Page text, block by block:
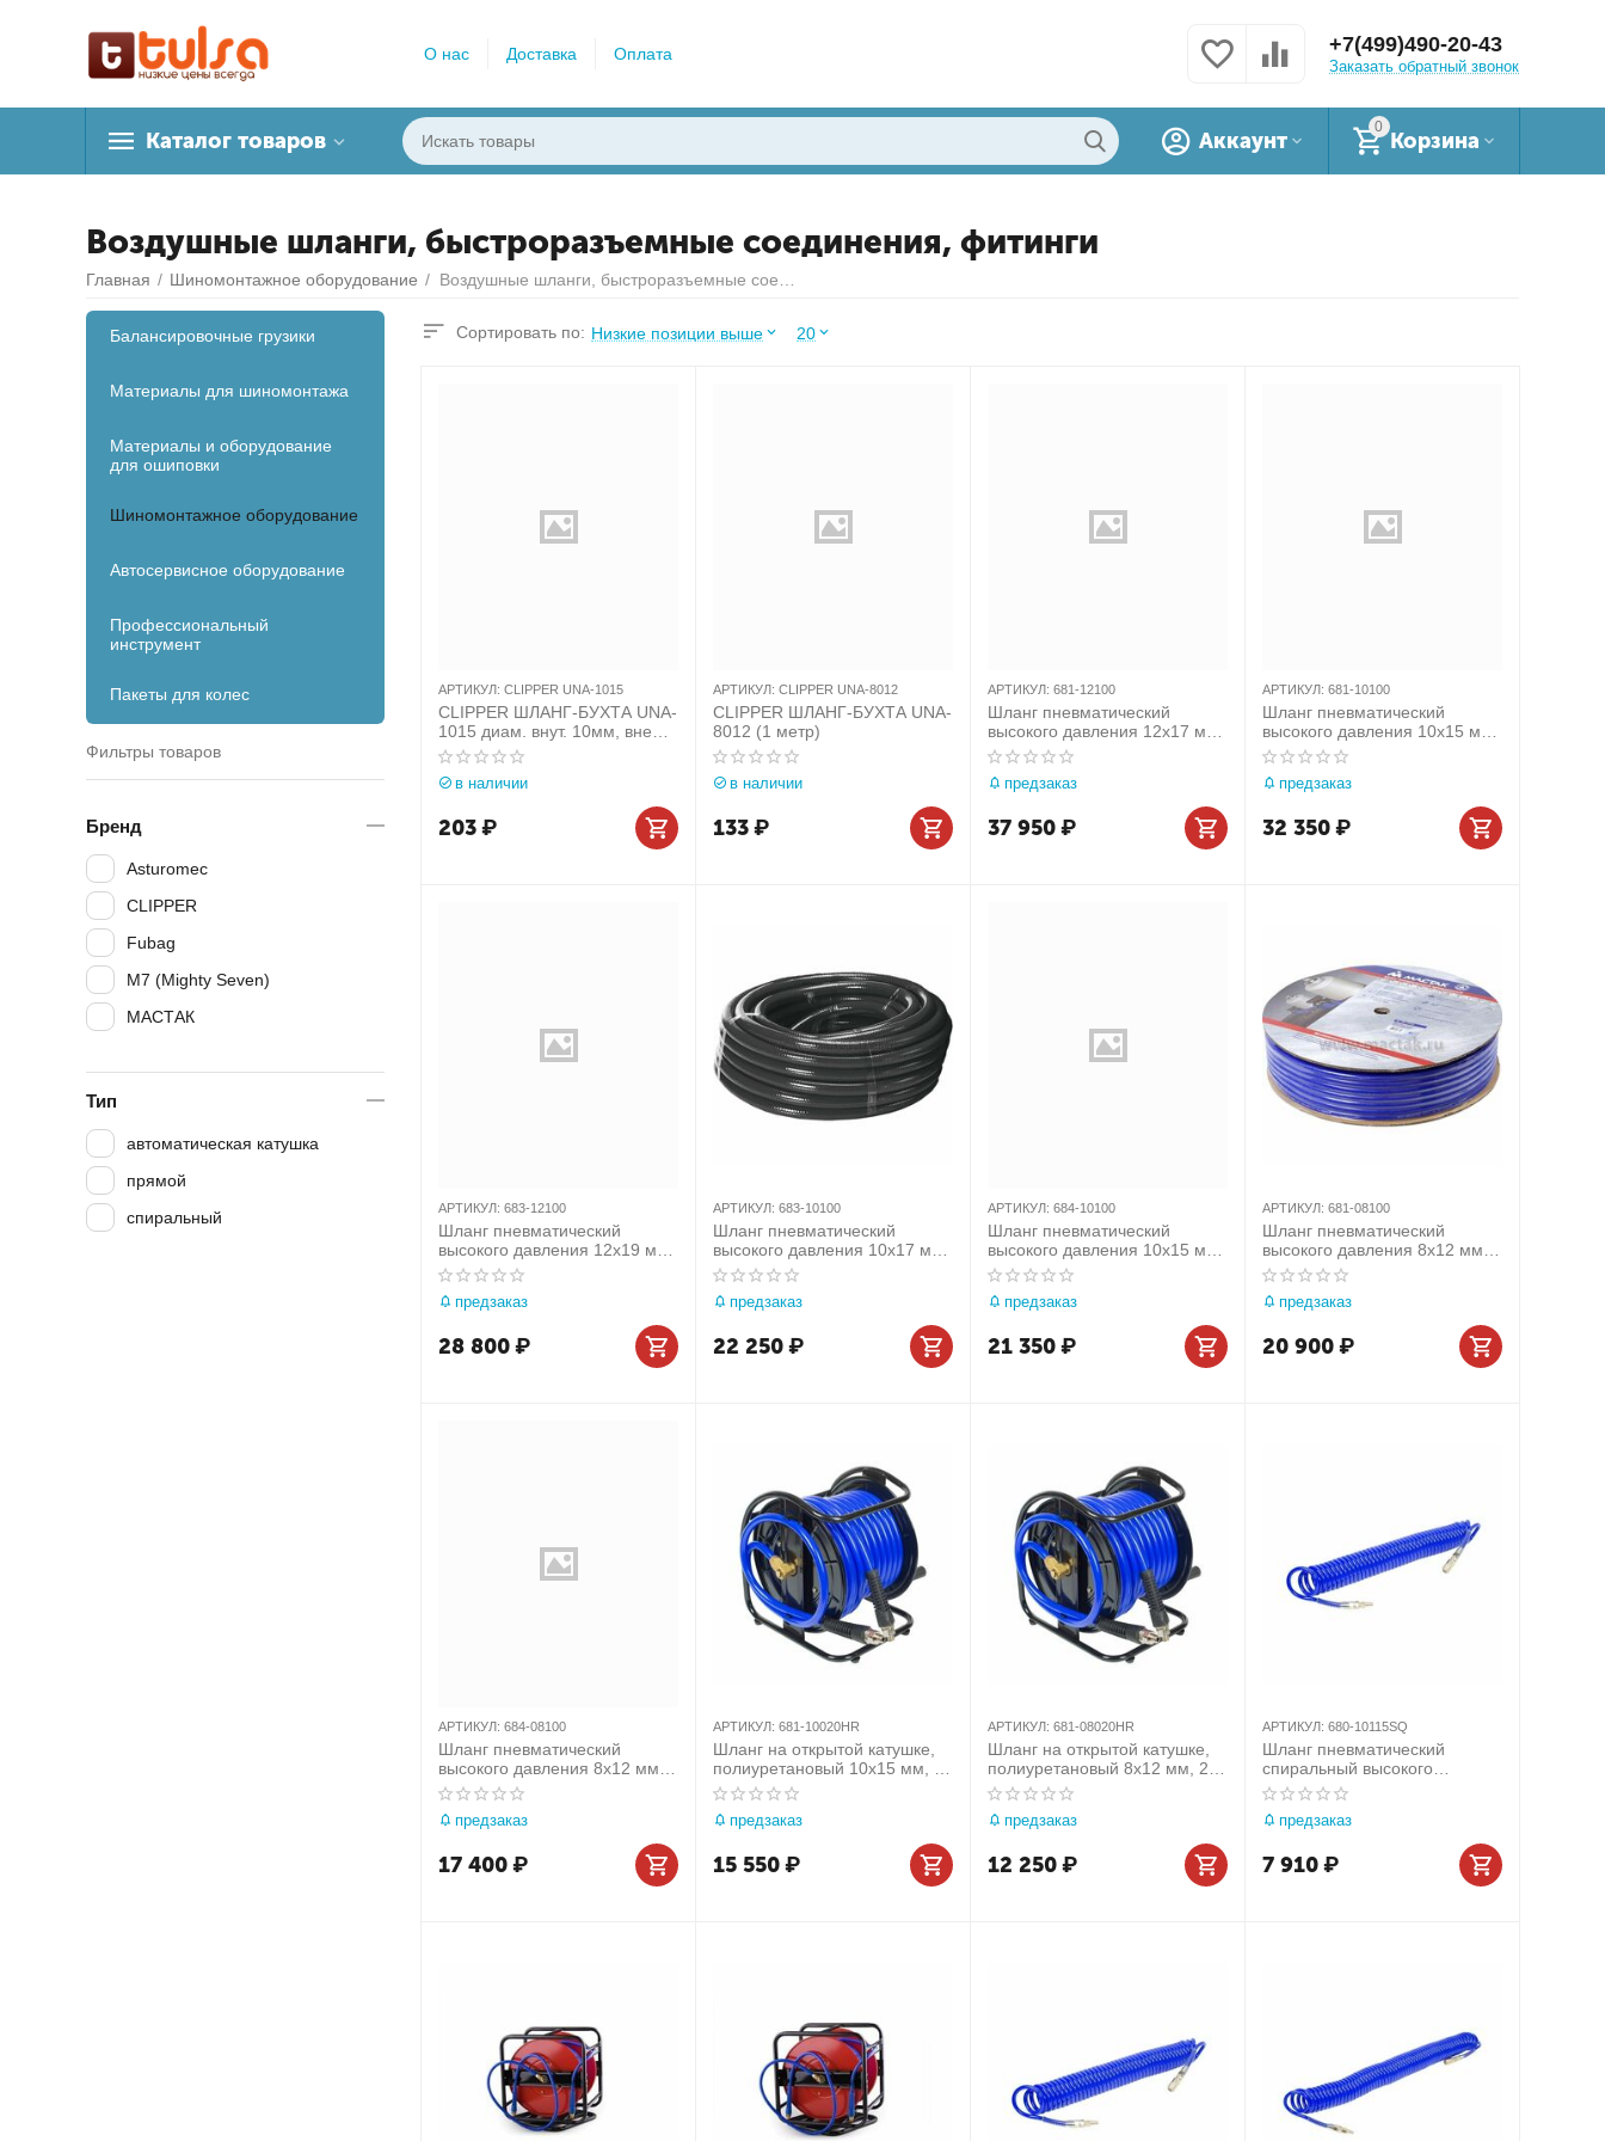
О нас Доставка Оплата +7(499)490-20-43
Заказать обратный звонок
Каталог товаров
0
Корзина
Аккаунт
Воздушные шланги, быстроразъемные соединения, фитинги
Главная / Шиномонтажное оборудование /
Сортировать по: Низкие позиции выше 20
АРТИКУЛ: CLIPPER UNA-1015
CLIPPER ШЛАНГ-БУХТА UNA-
1015 диам. внут. 10мм, внеш.
15мм (1 метр)
в наличии
203₽
АРТИКУЛ: CLIPPER UNA-8012
CLIPPER ШЛАНГ-БУХТА UNA-
8012 (1 метр)
в наличии
133₽
АРТИКУЛ: 681-12100
Шланг пневматический
высокого давления 12х17 мм,
бухта 100 м, полиуретановый
МАСТАК 681-12100
предзаказ
37 950₽
АРТИКУЛ: 681-10100
Шланг пневматический
высокого давления 10х15 мм,
бухта 100 м, полиуретановый
МАСТАК 681-10100
предзаказ
32 350₽
АРТИКУЛ: 683-12100
Шланг пневматический
высокого давления 12х19 мм,
бухта 100 м, резиновый
МАСТАК 683-12100
предзаказ
28 800₽
АРТИКУЛ: 683-10100
Шланг пневматический
высокого давления 10х17 мм,
бухта 100 м, резиновый
МАСТАК 683-10100
предзаказ
22 250₽
АРТИКУЛ: 684-10100
Шланг пневматический
высокого давления 10х15 мм,
бухта 100 м,
поливинилхлоридный, гибкий
предзаказ
21 350₽
АРТИКУЛ: 681-08100
Шланг пневматический
высокого давления 8х12 мм,
бухта 100 м, полиуретановый
МАСТАК 681-08100
предзаказ
20 900₽
АРТИКУЛ: 684-08100
Шланг пневматический
высокого давления 8х12 мм,
бухта 100 м,
поливинилхлоридный, гибкий
МАСТАК 684-08100
предзаказ
17 400₽
АРТИКУЛ: 681-10020HR
Шланг на открытой катушке,
полиуретановый 10х15 мм, 20
м, резьба 1/4' МАСТАК 681-
10020HR
предзаказ
15 550₽
АРТИКУЛ: 681-08020HR
Шланг на открытой катушке,
полиуретановый 8х12 мм, 20
м, резьба 1/4' МАСТАК 681-
08020HR
предзаказ
12 250₽
АРТИКУЛ: 680-10115SQ
Шланг пневматический
спиральный высокого
давления 10х15 мм, 15 м,
полиуретановый, фитинги
МАСТАК 680-10115SQ
предзаказ
7 910₽
Балансировочные грузики
Материалы для шиномонтажа
Материалы и оборудование
для ошиповки
Шиномонтажное оборудование
Автосервисное оборудование
Профессиональный
инструмент
Пакеты для колес
Фильтры товаров
Бренд
Asturomec
CLIPPER
Fubag
M7 (Mighty Seven)
МАСТАК
Тип
автоматическая катушка
прямой
спиральный